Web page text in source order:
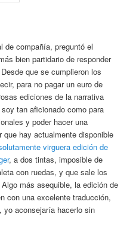
de compañía, preguntó el
bien partidario de responder
que se cumplieron los
para no pagar un euro de
ediciones de la narrativa
tan aficionado como para
y poder hacer una
hay actualmente disponible
virguera edición de
, a dos tintas, imposible de
con ruedas, y que sale los
más asequible, la edición de
con una excelente traducción,
yo aconsejaría hacerlo sin